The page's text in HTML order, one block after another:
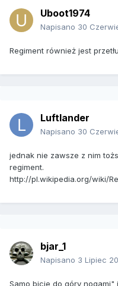
Uboot1974
Napisano 30
Regiment również jest
Luftlander
Napisano 30
jednak nie zawsze z nim
regiment.
http://pl.wikipedia.org/wiki/
bjar_1
Napisano 3 Lipiec
Samo bicie do góry nogami"